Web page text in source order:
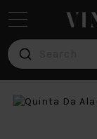
Red
Wine